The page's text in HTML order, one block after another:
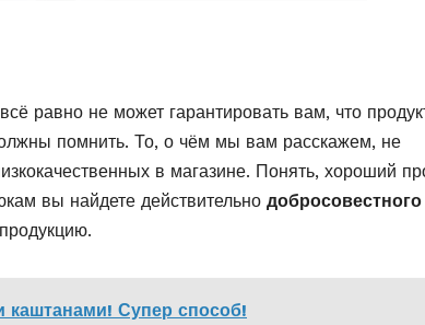
равно не может гарантировать вам, что
помнить. То, о чём мы вам расскажем, не
в магазине. Понять, хороший
вы найдете действительно добросовестного
Супер способ!